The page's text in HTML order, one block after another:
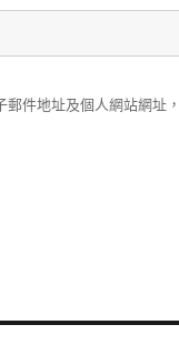
郵件地址及個人網站網址